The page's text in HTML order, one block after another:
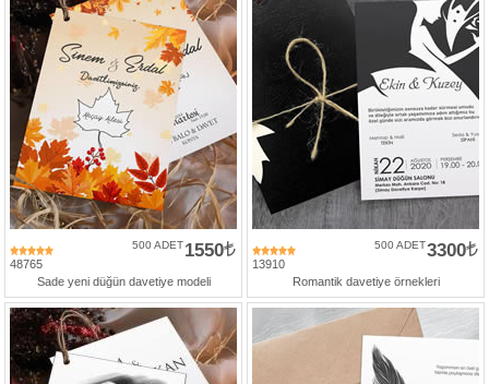
48765
1550
500 ADET
Sade yeni düğün davetiye modeli
13910
3300
500 ADET
Romantik davetiye örnekleri